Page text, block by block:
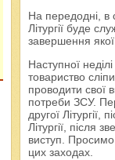
На передодні, в
Літургії буде
завершення
Наступної
товариство
проводити свої
потреби ЗСУ.
другої Літургії,
Літургії, після
виступ.
цих заходах.